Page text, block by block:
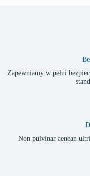
Zapewniamy w pełni
Non pulvinar aenean